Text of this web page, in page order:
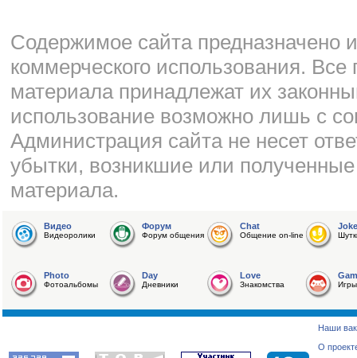
Cодержимое сайта предназначено
коммерческого использования.
материала принадлежат их
использование возможно лишь с
Администрация сайта не несет
убытки, возникшие или
материала.
Видео
Видеоролики
Форум
Форум общения
Chat
Общение on-line
Joke
Photo
Фотоальбомы
Day
Дневники
Love
Знакомства Игры
Наши
О